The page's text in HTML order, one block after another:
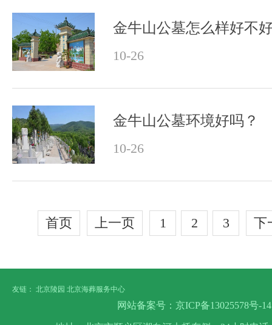
金牛山公墓怎么样好不
10-26
金牛山公墓环境好吗？
10-26
首页 上一页 1 2 3 下
友链： 北京陵园 北京海葬服务中心
网站备案号： 京ICP备13025578号-14